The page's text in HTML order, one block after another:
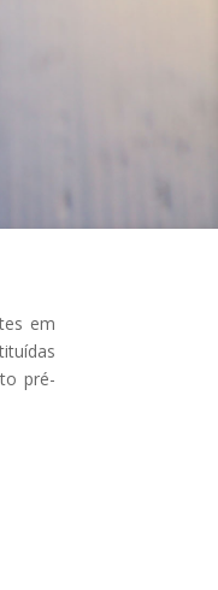
em
pré-